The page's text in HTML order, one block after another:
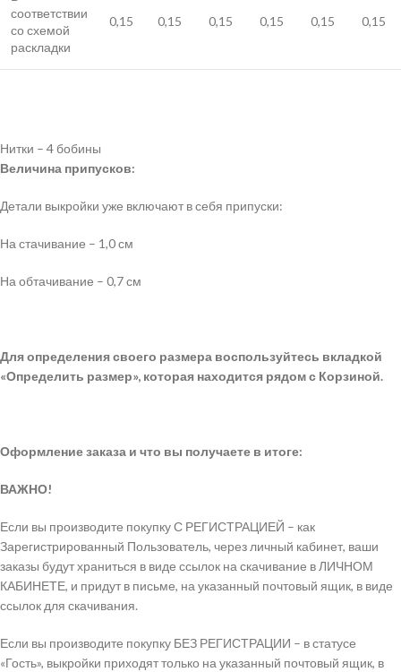
соответствии
со схемой
раскладки
0,15 0,15 0,15 0,15 0,15 0,15
Нитки – 4 бобины
Величина припусков:
Детали выкройки уже включают в себя припуски:
На стачивание – 1,0 см
На обтачивание – 0,7 см
Для определения своего размера воспользуйтесь вкладкой
«Определить размер», которая находится рядом с Корзиной.
Оформление заказа и что вы получаете в итоге:
ВАЖНО!
Если вы производите покупку С РЕГИСТРАЦИЕЙ – как
Зарегистрированный Пользователь, через личный кабинет, ваши
заказы будут храниться в виде ссылок на скачивание в ЛИЧНОМ
КАБИНЕТЕ, и придут в письме, на указанный почтовый ящик, в виде
ссылок для скачивания.
Если вы производите покупку БЕЗ РЕГИСТРАЦИИ – в статусе
«Гость», выкройки приходят только на указанный почтовый ящик, в